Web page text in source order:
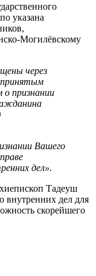
указана
Могилёвскому
через
принятым
о признании
Вашего
дел».
Тадеуш
внутренних дел для
скорейшего